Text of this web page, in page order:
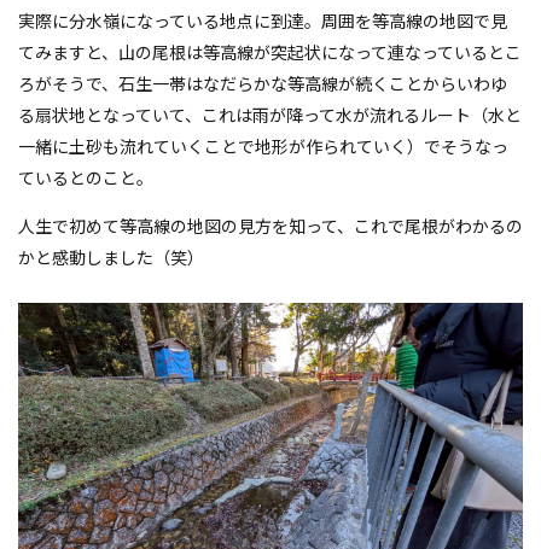
実際に分水嶺になっている地点に到達。周囲を等高線の地図で見
てみますと、山の尾根は等高線が突起状になって連なっているとこ
ろがそうで、石生一帯はなだらかな等高線が続くことからいわゆ
る扇状地となっていて、これは雨が降って水が流れるルート（水と
一緒に土砂も流れていくことで地形が作られていく）でそうなっ
ているとのこと。
人生で初めて等高線の地図の見方を知って、これで尾根がわかるの
かと感動しました（笑）